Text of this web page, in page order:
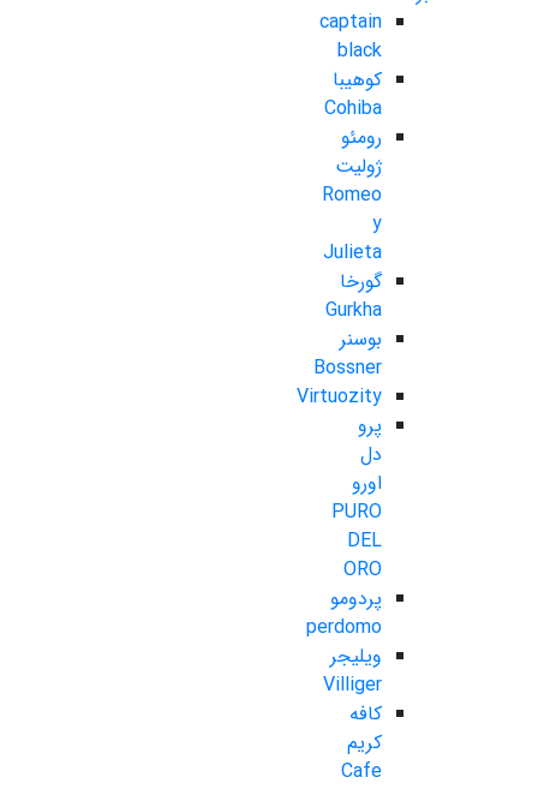
captain
black
کوهیبا
Cohiba
رومئو
ژولیت
Romeo
y
Julieta
گورخا
Gurkha
بوسنر
Bossner
Virtuozity
پرو
دل
اورو
PURO
DEL
ORO
پردومو
perdomo
ویلیجر
Villiger
کافه
کریم
Cafe